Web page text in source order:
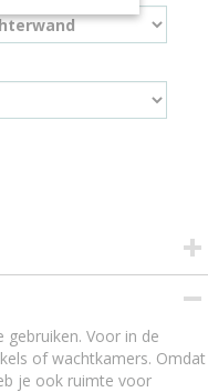
is onbehandeld
kleurloos - beits
Voor in de
of wachtkamers. Omdat
je ook ruimte voor